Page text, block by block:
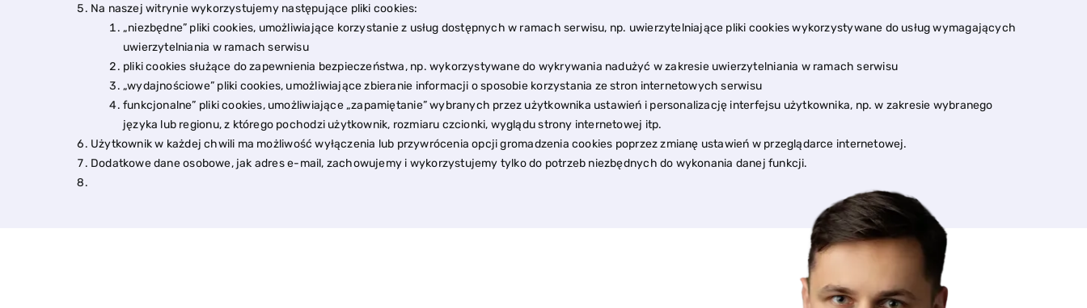
Na naszej witrynie wykorzystujemy następujące pliki cookies:
„niezbędne” pliki cookies, umożliwiające korzystanie z usług dostępnych w ramach serwisu, np. uwierzytelniające pliki cookies wykorzystywane do usług wymagających
uwierzytelniania w ramach serwisu
pliki cookies służące do zapewnienia bezpieczeństwa, np. wykorzystywane do wykrywania nadużyć w zakresie uwierzytelniania w ramach serwisu
„wydajnościowe” pliki cookies, umożliwiające zbieranie informacji o sposobie korzystania ze stron internetowych serwisu
funkcjonalne” pliki cookies, umożliwiające „zapamiętanie” wybranych przez użytkownika ustawień i personalizację interfejsu użytkownika, np. w zakresie wybranego
języka lub regionu, z którego pochodzi użytkownik, rozmiaru czcionki, wyglądu strony internetowej itp.
Użytkownik w każdej chwili ma możliwość wyłączenia lub przywrócenia opcji gromadzenia cookies poprzez zmianę ustawień w przeglądarce internetowej.
Dodatkowe dane osobowe, jak adres e-mail, zachowujemy i wykorzystujemy tylko do potrzeb niezbędnych do wykonania danej funkcji.